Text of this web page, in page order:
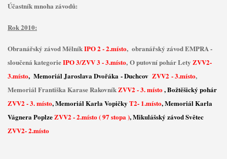
Účastník mnoha závodů:
Rok 2010:
Obranářský závod MělníkIPO 2 - 2.místo, obranářský závod EMPRA -
sloučená kategorieIPO 3/ZVV 3 - 3.místo, O putovní pohár Lety ZVV2-
3.místo, Memoriál Jaroslava Dvořáka - Duchcov ZVV2 - 3.místo,
Memoriál Františka Karase RakovníkZVV2 - 3. místo , Božtěšický pohár
ZVV2 - 3. místo, Memoriál Karla Vopičky T2- 1.místo, Memoriál Karla
Vágnera PoplzeZVV2 - 2.místo ( 97 stopa ), Mikulášský závod Světec
ZVV2- 2.místo